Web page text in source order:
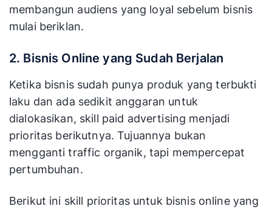
membangun audiens yang loyal sebelum bisnis
mulai beriklan.
2. Bisnis Online yang Sudah Berjalan
Ketika bisnis sudah punya produk yang terbukti
laku dan ada sedikit anggaran untuk
dialokasikan, skill paid advertising menjadi
prioritas berikutnya. Tujuannya bukan
mengganti traffic organik, tapi mempercepat
pertumbuhan.
Berikut ini skill prioritas untuk bisnis online yang